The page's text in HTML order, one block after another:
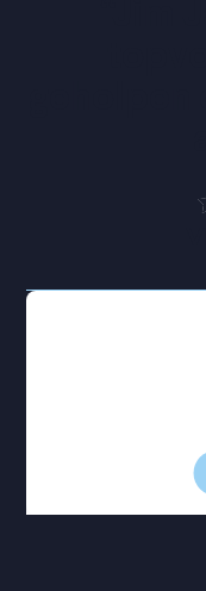
In het eerste deel
jeugd en en
,
en haar broer hun